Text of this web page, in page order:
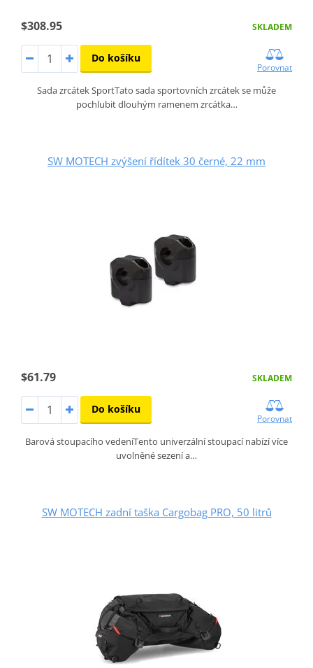
$308.95 SKLADEM
Do košíku
Porovnat
Sada zrcátek SportTato sada sportovních zrcátek se může
pochlubit dlouhým ramenem zrcátka…
SW MOTECH zvýšení řídítek 30 černé, 22 mm
$61.79 SKLADEM
Do košíku
Porovnat
Barová stoupacího vedeníTento univerzální stoupací nabízí více
uvolněné sezení a…
SW MOTECH zadní taška Cargobag PRO, 50 litrů